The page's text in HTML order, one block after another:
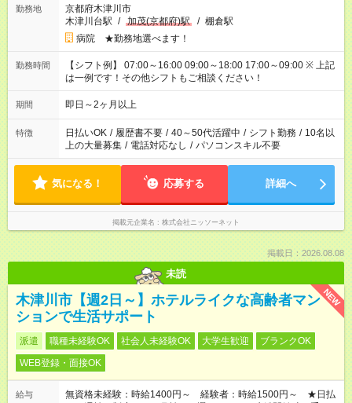
勤務地
京都府木津川市
木津川台駅 / 加茂(京都府)駅 / 棚倉駅
病院 ★勤務地選べます！
勤務時間
【シフト例】 07:00～16:00 09:00～18:00 17:00～09:00 ※ 上記
は一例です！その他シフトもご相談ください！
期間 即日～2ヶ月以上
特徴 日払いOK / 履歴書不要 / 40～50代活躍中 / シフト勤務 / 10名以
上の大量募集 / 電話対応なし / パソコンスキル不要
気になる！ 応募する 詳細へ
掲載元企業名 株式会社ニッソーネット
掲載日：2026.08.08
未読
NEW
木津川市【週2日～】ホテルライクな高齢者マン
ションで生活サポート
派遣 職種未経験OK 社会人未経験OK 大学生歓迎
ブランクOK
WEB登録・面接OK
給与
無資格未経験：時給1400円～ 経験者：時給1500円～ ★日払